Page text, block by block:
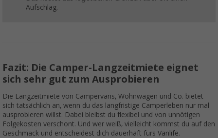
Aufschlag.
Fazit: Die Camper-Langzeitmiete eignet
sich sehr gut zum Ausprobieren
Die Langzeitmiete von Campervans, Wohnwagen und Co. bietet
sich tatsächlich an, wenn du das langfristige Camperleben nur mal
ausprobieren willst. Dabei bleibst du flexibel und von unnötigen
Folgekosten verschont. Und wer weiß, vielleicht kommst du auf den
Geschmack und entscheidest dich dauerhaft fürs Vanlife.